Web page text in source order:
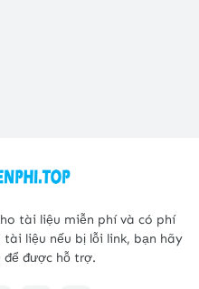
tài liệu miễn phí và có phí
liệu nếu bị lỗi link, bạn hãy
để được hỗ trợ.